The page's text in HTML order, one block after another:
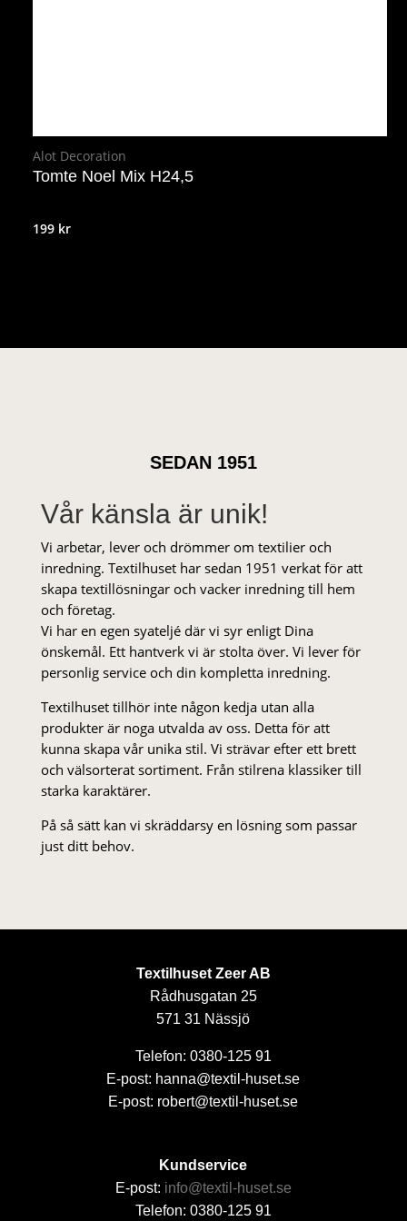
Alot Decoration
Tomte Noel Mix H24,5
199 kr
SEDAN 1951
Vår känsla är unik!
Vi arbetar, lever och drömmer om textilier och
inredning. Textilhuset har sedan 1951 verkat för att
skapa textillösningar och vacker inredning till hem
och företag.
Vi har en egen syateljé där vi syr enligt Dina
önskemål. Ett hantverk vi är stolta över. Vi lever för
personlig service och din kompletta inredning.
Textilhuset tillhör inte någon kedja utan alla
produkter är noga utvalda av oss. Detta för att
kunna skapa vår unika stil. Vi strä­var efter ett brett
och välsorterat sor­ti­ment. Från stil­rena klas­siker till
starka karaktärer.
På så sätt kan vi skräddarsy en lösning som passar
just ditt behov.
Textilhuset Zeer AB
Rådhusgatan 25
571 31 Nässjö
Telefon: 0380-125 91
E-post: hanna@textil-huset.se
E-post: robert@textil-huset.se
Kundservice
E-post: info@textil-huset.se
Telefon: 0380-125 91